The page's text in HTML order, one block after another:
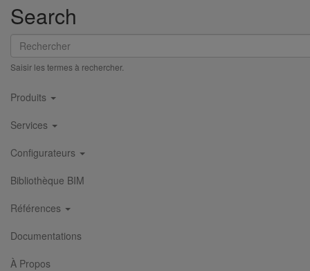
Search
Rechercher
Saisir les termes à rechercher.
Main
navigation
Produits
Services
Configurateurs
Bibliothèque BIM
Références
Documentations
À Propos